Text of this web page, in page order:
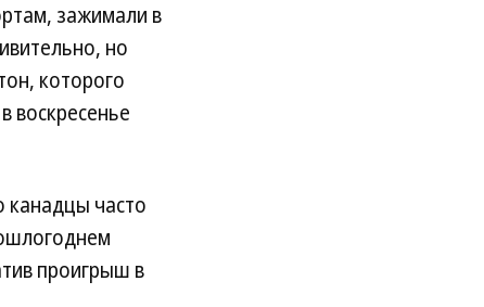
зажимали в
но
которого
воскресенье
канадцы часто
проигрыш в